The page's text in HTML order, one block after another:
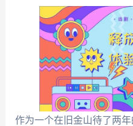
作为一个在旧金山待了两